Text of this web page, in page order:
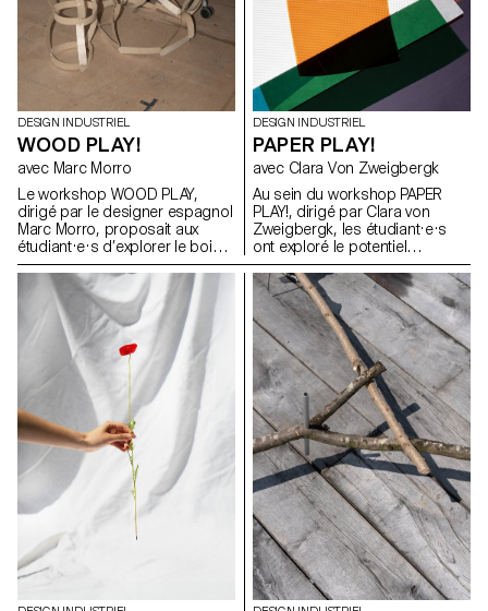
DESIGN INDUSTRIEL
WOOD PLAY!
avec Marc Morro
Le workshop WOOD PLAY,
dirigé par le designer espagnol
Marc Morro, proposait aux
étudiant·e·s d’explorer le bois
en tant que système de
construction ouvert et
accessible à tous les publics.
L’objectif était de stimuler la
créativité et l’expérimentation à
travers la conception de
modules ludiques et
reconfigurables, exploitant les
potentialités et les contraintes
du matériau, tout en évitant une
approche formelle trop
enfantine.
DESIGN INDUSTRIEL
PAPER PLAY!
avec Clara Von Zweigbergk
Au sein du workshop PAPER
PLAY!, dirigé par Clara von
Zweigbergk, les étudiant·e·s
ont exploré le potentiel
expressif du papier et du
carton afin de réinventer des
abat-jour destinés à des
luminaires de plafond, muraux,
sur pied, de chevet, de table ou
portables. L’accent a été mis
sur l’expérimentation et le jeu —
en testant les possibilités et les
limites du papier, de la lumière,
de la couleur et de la forme
pour développer de nouvelles
expressions lumineuses.